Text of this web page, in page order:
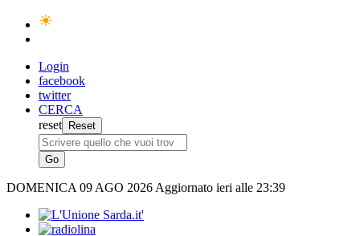
Login
facebook
twitter
CERCA
reset
DOMENICA 09 AGO 2026 Aggiornato ieri alle 23:39